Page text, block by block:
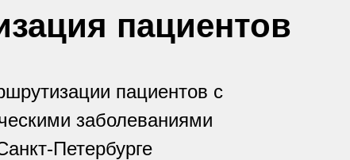
пациентов
пациентов с
заболеваниями
Петербурге